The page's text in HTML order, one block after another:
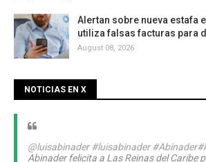
Alertan sobre nueva estafa
utiliza falsas facturas para
August 08, 2026
NOTICIAS EN X
@luisabinader #luisabinader #Abinader
Abinader felicita a Las Reinas del Caribe